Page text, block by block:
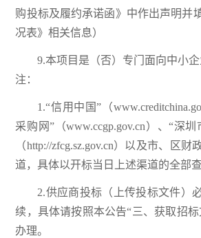
购投标及履约承诺函》中作出声明并
况表》相关信息）
9.本项目是（否）专门面向中小企
注：
1.“信用中国”（
采购网”（www.ccgp.gov.cn）、“深
（http://zfcg.sz.gov.cn）以及市、区
道，具体以开标当日上述渠道的全部
2.供应商投标（上传投标文件）
续，具体请按照本公告“三、获取招标
办理。